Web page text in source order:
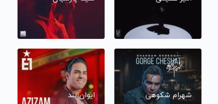
شهرام شکوهی ایوان بند